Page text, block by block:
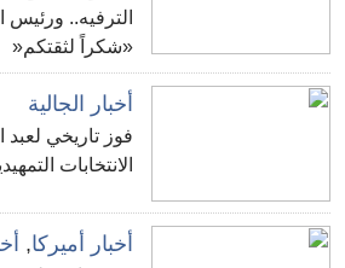
الترفيه.. ورئيس
«شكراً لثقتكم«
أخبار الجالية
فوز تاريخي لعبد
الانتخابات
أخبار أميركا,